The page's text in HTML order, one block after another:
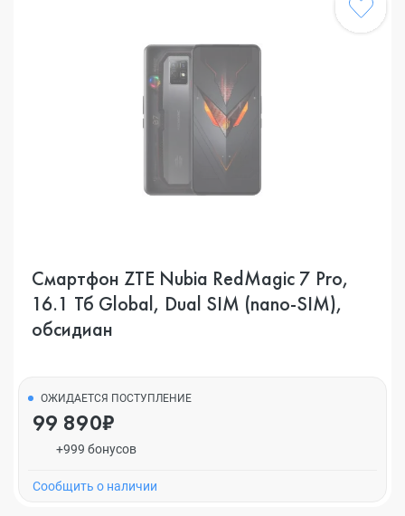
Смартфон ZTE Nubia RedMagic 7 Pro,
16.1 Тб Global, Dual SIM (nano-SIM),
обсидиан
ОЖИДАЕТСЯ ПОСТУПЛЕНИЕ
99 890₽
+999 бонусов
Cообщить о наличии